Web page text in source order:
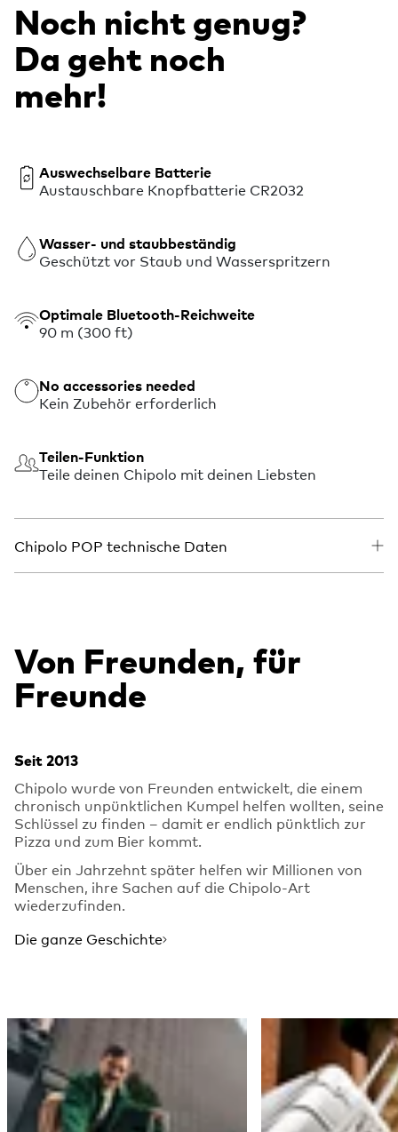
Noch nicht genug?
Da geht noch
mehr!
Auswechselbare Batterie
Austauschbare Knopfbatterie CR2032
Wasser- und staubbeständig
Geschützt vor Staub und Wasserspritzern
Optimale Bluetooth-Reichweite
90 m (300 ft)
No accessories needed
Kein Zubehör erforderlich
Teilen-Funktion
Teile deinen Chipolo mit deinen Liebsten
Chipolo POP technische Daten
Von Freunden, für
Freunde
Seit 2013
Chipolo wurde von Freunden entwickelt, die einem
chronisch unpünktlichen Kumpel helfen wollten, seine
Schlüssel zu finden – damit er endlich pünktlich zur
Pizza und zum Bier kommt.
Über ein Jahrzehnt später helfen wir Millionen von
Menschen, ihre Sachen auf die Chipolo-Art
wiederzufinden.
Die ganze Geschichte